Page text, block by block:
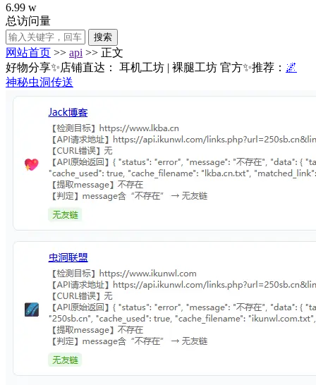
6.99 w
总访问量
搜索
网站首页 >> api >> 正文
好物分享✨店铺直达： 耳机工坊 | 裸腿工坊 官方✨推荐： 🌌
神秘虫洞传送